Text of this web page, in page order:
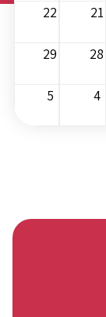
21
22
28
29
4
5